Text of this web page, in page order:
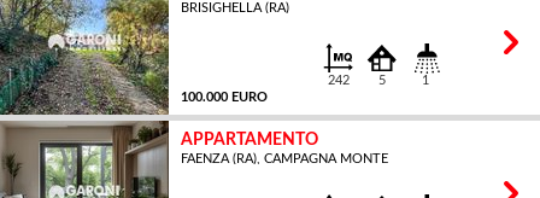
BRISIGHELLA (RA)
100.000 EURO
242 5 1
APPARTAMENTO
FAENZA (RA), CAMPAGNA MONTE